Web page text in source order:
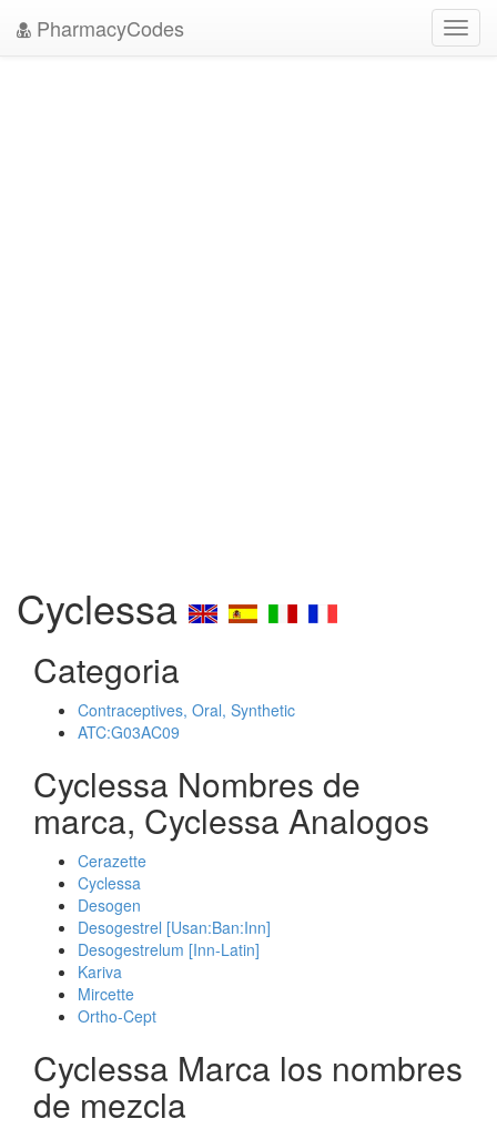
PharmacyCodes
Cyclessa
Categoria
Contraceptives, Oral, Synthetic
ATC:G03AC09
Cyclessa Nombres de
marca, Cyclessa Analogos
Cerazette
Cyclessa
Desogen
Desogestrel [Usan:Ban:Inn]
Desogestrelum [Inn-Latin]
Kariva
Mircette
Ortho-Cept
Cyclessa Marca los nombres
de mezcla